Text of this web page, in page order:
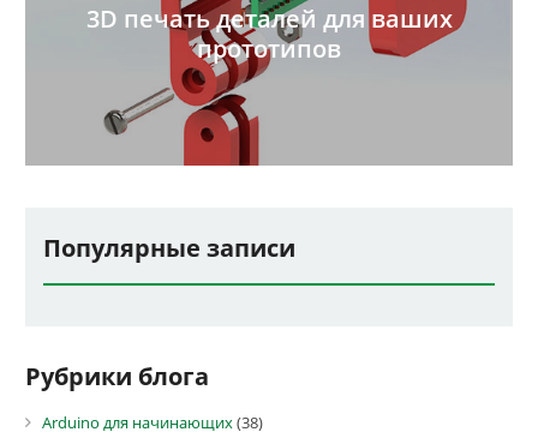
3D печать деталей для ваших
прототипов
Популярные записи
Рубрики блога
Arduino для начинающих(38)